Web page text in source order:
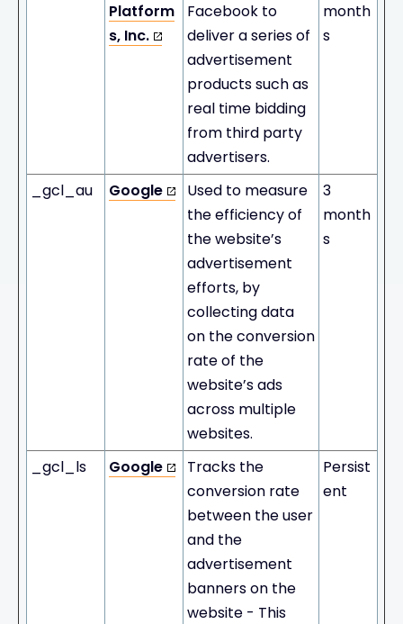
Platform
s, Inc.
Facebook to
deliver a series of
advertisement
products such as
real time bidding
from third party
advertisers.
month
s
_gcl_au Google
Used to measure
the efficiency of
the website’s
advertisement
efforts, by
collecting data
on the conversion
rate of the
website’s ads
across multiple
websites.
3
month
s
_gcl_ls Google
Tracks the
conversion rate
between the user
and the
advertisement
banners on the
website - This
Persist
ent